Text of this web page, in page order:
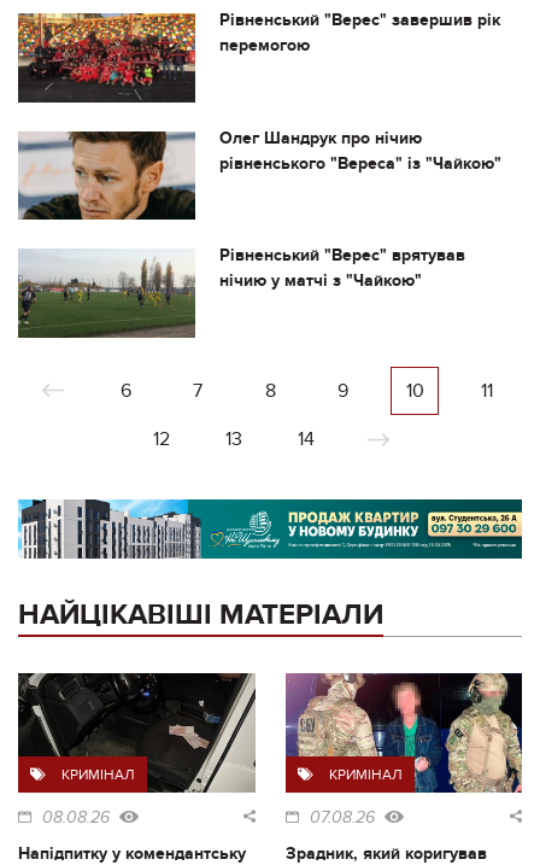
Рівненський "Верес" завершив рік
перемогою
Олег Шандрук про нічию
рівненського "Вереса" із "Чайкою"
Рівненський "Верес" врятував
нічию у матчі з "Чайкою"
6 7 8 9 10
11
12
13 14
НАЙЦІКАВІШІ МАТЕРІАЛИ
КРИМІНАЛ
08.08.26
Напідпитку у комендантську
КРИМІНАЛ
07.08.26
Зрадник, який коригував